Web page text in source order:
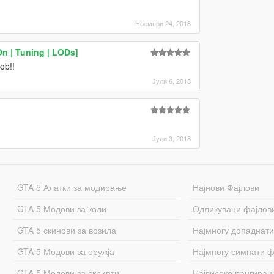
Ноември 24, 2018
| Tuning | LODs]
Јули 6, 2018
Јули 3, 2018
GTA 5 Алатки за модирање
GTA 5 Модови за коли
GTA 5 скинови за возила
GTA 5 Модови за оружја
Најнови Фајлови
Одликувани
Најмногу
Најмногу симнати